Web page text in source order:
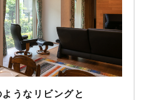
うなリビングと